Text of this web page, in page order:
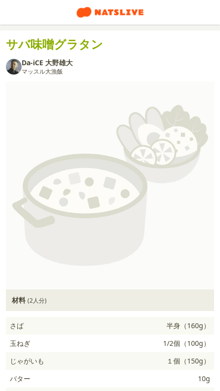
サバ味噌グラタン
Da-iCE 大野雄大
マッスル大漁飯
材料 (2人分)
さば
半身（160g）
玉ねぎ
1/2個（100g）
じゃがいも
１個（150g）
バター
10g